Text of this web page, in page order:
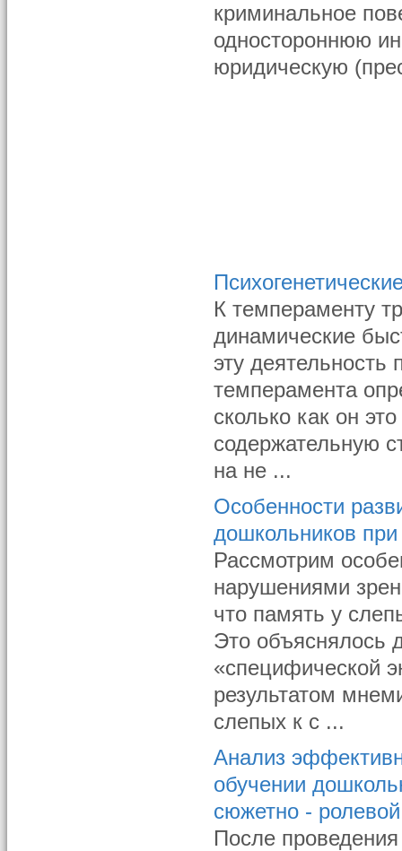
криминальное
одностороннюю
юридическую
К темпераменту
динамические
эту деятельность
темперамента
сколько как он
содержательную
на не ...
Особенности
дошкольников
Рассмотрим
нарушениями
что память у
Это объяснялось
«специфической
результатом
слепых к с ...
Анализ
обучении
сюжетно -
После